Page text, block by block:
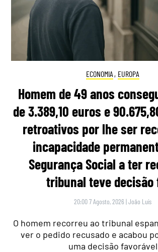
ECONOMIA , EUROPA
Homem de 49 anos
de 3.389,10 euros e
retroativos por lhe ser
incapacidade
Segurança Social a ter
tribunal teve decisão
20:00 7 Agosto, 2026 |João Luís
O homem recorreu ao tribunal
ver o pedido recusado e acabou
uma decisão favorável